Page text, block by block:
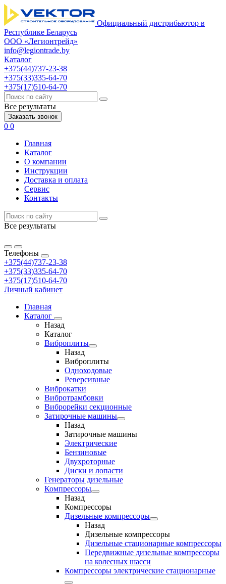
Официальный дистрибьютор в
Республике Беларусь
ООО «Легионтрейд»
info@legiontrade.by
Каталог
+375(44)737-23-38
+375(33)335-64-70
+375(17)510-64-70
Все результаты
Заказать звонок
0 0
Главная
Каталог
О компании
Инструкции
Доставка и оплата
Сервис
Контакты
Все результаты
Телефоны
+375(44)737-23-38
+375(33)335-64-70
+375(17)510-64-70
Личный кабинет
Главная
Каталог
Назад
Каталог
Виброплиты
Назад
Виброплиты
Одноходовые
Реверсивные
Виброкатки
Вибротрамбовки
Виброрейки секционные
Затирочные машины
Назад
Затирочные машины
Электрические
Бензиновые
Двухроторные
Диски и лопасти
Генераторы дизельные
Компрессоры
Назад
Компрессоры
Дизельные компрессоры
Назад
Дизельные компрессоры
Дизельные стационарные компрессоры
Передвижные дизельные компрессоры
на колесных шасси
Компрессоры электрические стационарные